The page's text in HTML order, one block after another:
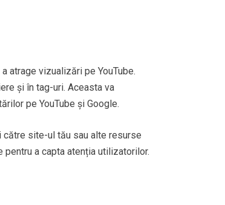
atrage vizualizări pe YouTube.
și în tag-uri. Aceasta va
pe YouTube și Google.
site-ul tău sau alte resurse
a capta atenția utilizatorilor.